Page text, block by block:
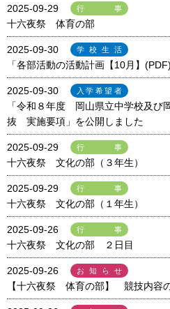
2025-09-29 行事
十六夜祭 体育の部
2025-09-30 学校生活
「各部活動の活動計画【10月】
2025-09-30 入学希望者
「令和８年度 岡山県立中学校及び
抜 実施要項」を公開しました
2025-09-29 行事
十六夜祭 文化の部（３年生）
2025-09-29 行事
十六夜祭 文化の部（１年生）
2025-09-26 行事
十六夜祭 文化の部 ２日目
2025-09-26 お知らせ
【十六夜祭 体育の部】 競技内容